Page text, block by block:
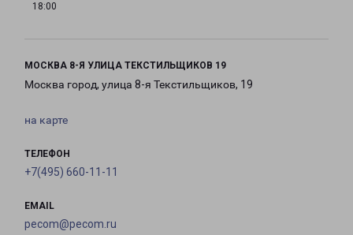
18:00
МОСКВА 8-Я УЛИЦА ТЕКСТИЛЬЩИКОВ 19
Москва город, улица 8-я Текстильщиков, 19
на карте
ТЕЛЕФОН
+7(495) 660-11-11
EMAIL
pecom@pecom.ru